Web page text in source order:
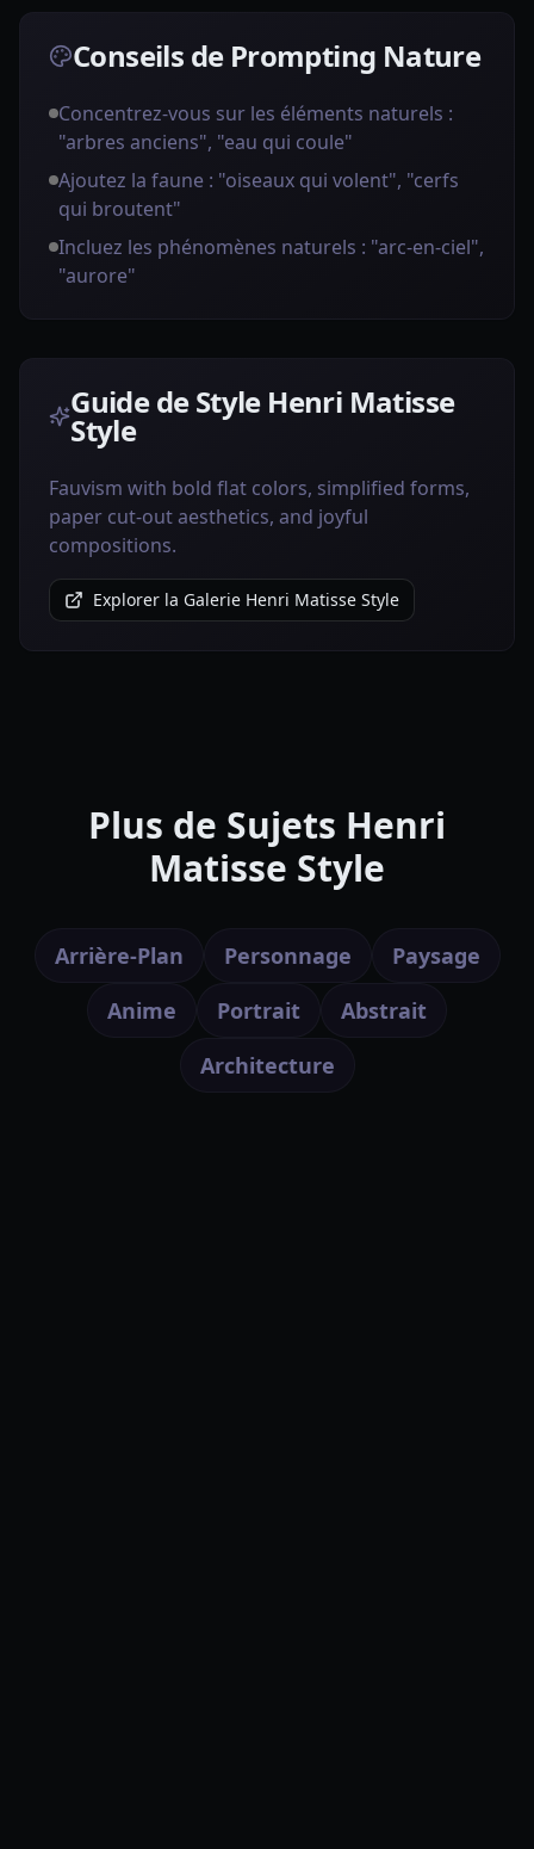
Conseils de Prompting Nature
Concentrez-vous sur les éléments naturels :
"arbres anciens", "eau qui coule"
Ajoutez la faune : "oiseaux qui volent", "cerfs
qui broutent"
Incluez les phénomènes naturels : "arc-en-ciel",
"aurore"
Guide de Style Henri Matisse
Style
Fauvism with bold flat colors, simplified forms,
paper cut-out aesthetics, and joyful
compositions.
Explorer la Galerie Henri Matisse Style
Plus de Sujets Henri
Matisse Style
Arrière-Plan Personnage
Paysage
Anime
Portrait
Abstrait
Architecture